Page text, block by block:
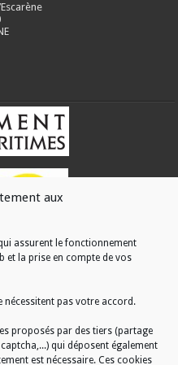
aux
assurent le fonctionnement
et la prise en compte de vos
nécessitent pas votre accord.
proposés par des tiers (partage
qui déposent également
est nécessaire. Ces cookies